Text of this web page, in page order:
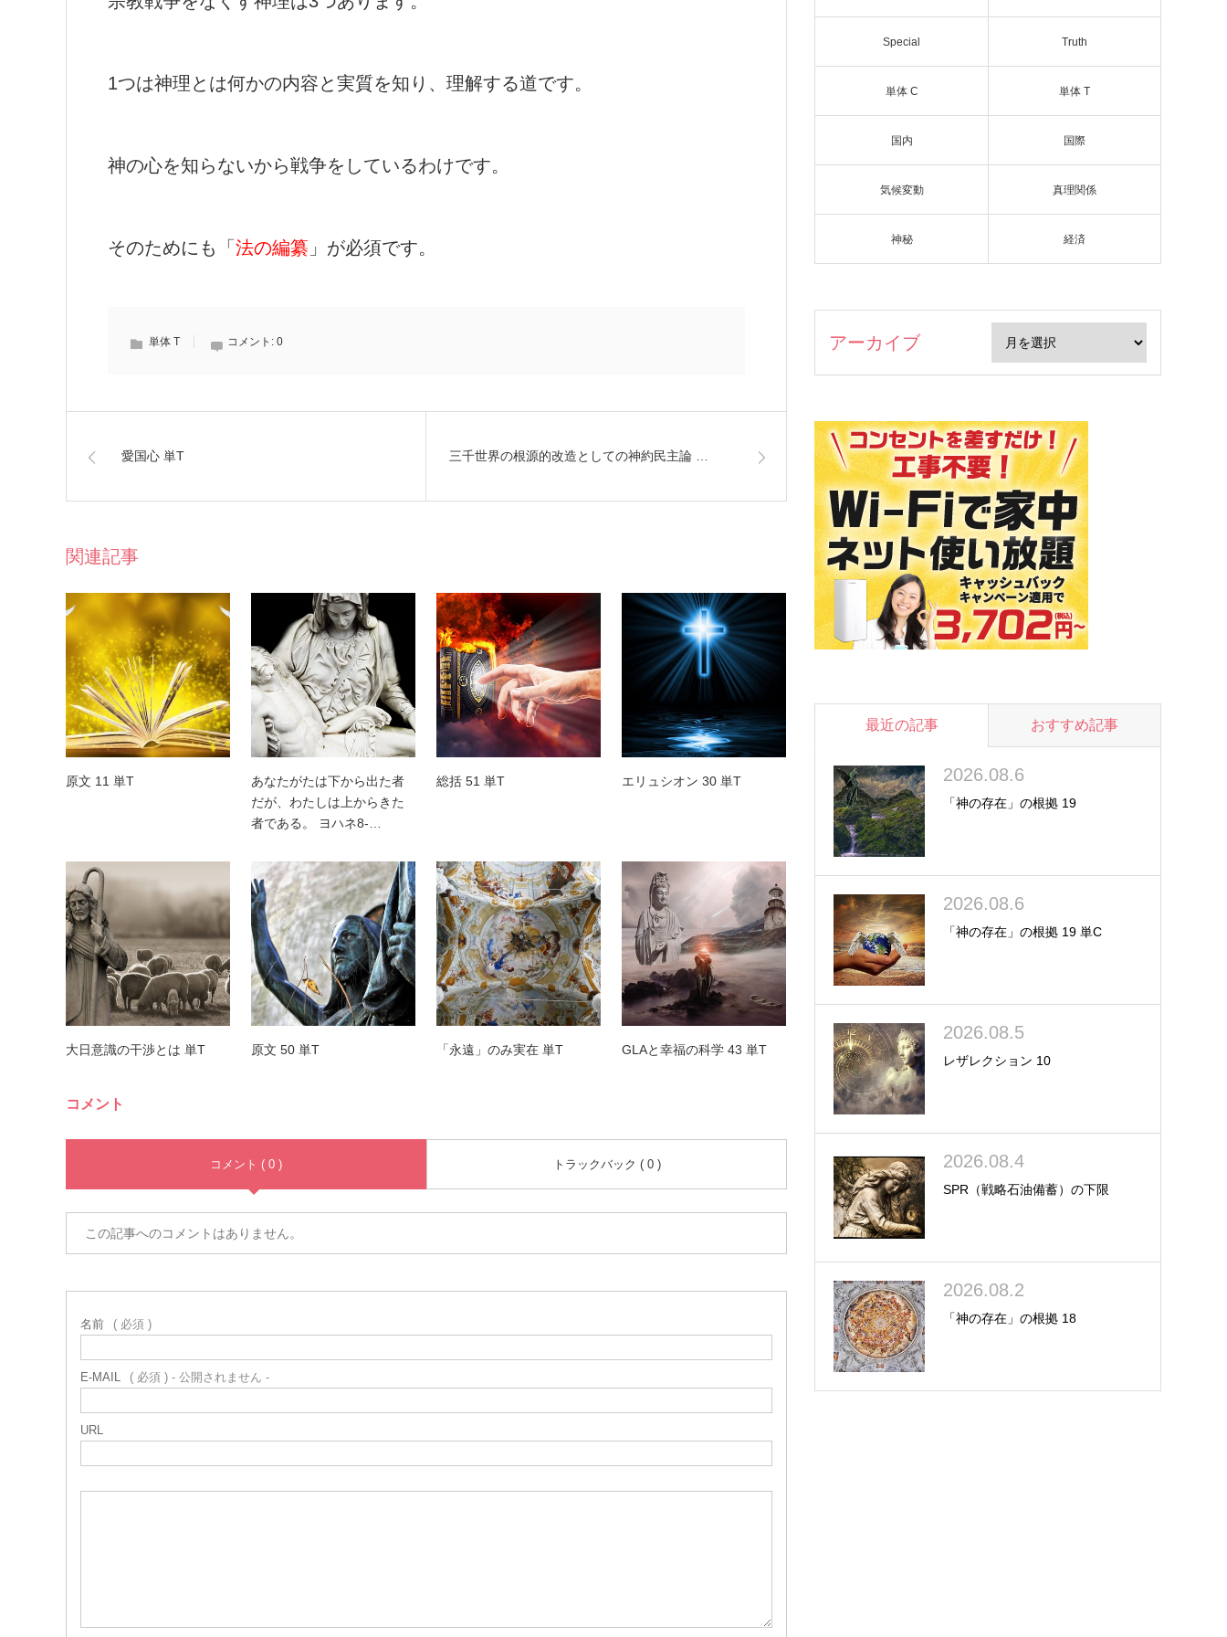
1つは神理とは何かの内容と実質を知り、理解する道です。
神の心を知らないから戦争をしているわけです。
そのためにも「 法の編纂 」が必須です。
単体 T コメント: 0
愛国心 単T 三千世界の根源的改造としての神約民主論 …
関連記事
原文 11 単T
あなたがたは下から出た者
だが、わたしは上からきた
者である。 ヨハネ8-…
総括 51 単T エリュシオン 30 単T
大日意識の干渉とは 単T 原文 50 単T 「永遠」のみ実在 単T GLAと幸福の科学 43 単T
コメント
コメント ( 0 ) トラックバック ( 0 )
この記事へのコメントはありません。
名前 ( 必須 )
E-MAIL ( 必須 ) - 公開されません -
URL
Special Truth
単体 C 単体 T
国内 国際
気候変動 真理関係
神秘 経済
アーカイブ
最近の記事 おすすめ記事
2026.08.6
「神の存在」の根拠 19
2026.08.6
「神の存在」の根拠 19 単C
2026.08.5
レザレクション 10
2026.08.4
SPR（戦略石油備蓄）の下限
2026.08.2
「神の存在」の根拠 18